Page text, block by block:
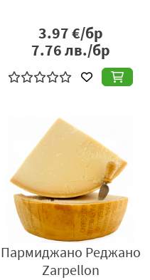
3.97€/бр
7.76лв./бр
Пармиджано Реджано
Zarpellon